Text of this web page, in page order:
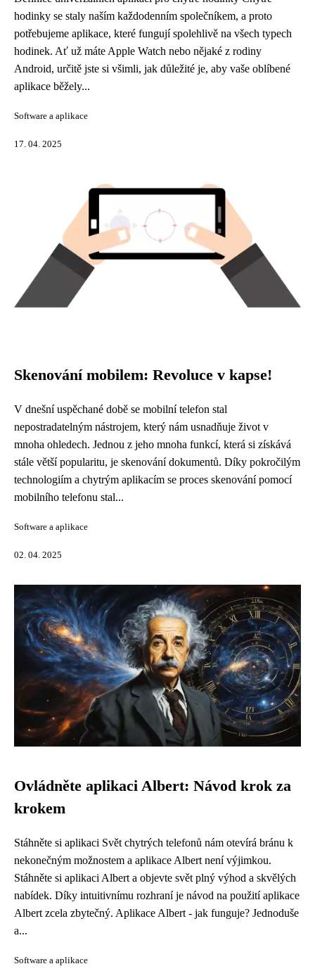
hodinky se staly naším každodenním společníkem, a proto
potřebujeme aplikace, které fungují spolehlivě na všech typech
hodinek. Ať už máte Apple Watch nebo nějaké z rodiny
Android, určitě jste si všimli, jak důležité je, aby vaše oblíbené
aplikace běžely...
Software a aplikace
17. 04. 2025
Skenování mobilem: Revoluce v kapse!
V dnešní uspěchané době se mobilní telefon stal
nepostradatelným nástrojem, který nám usnadňuje život v
mnoha ohledech. Jednou z jeho mnoha funkcí, která si získává
stále větší popularitu, je skenování dokumentů. Díky pokročilým
technologiím a chytrým aplikacím se proces skenování pomocí
mobilního telefonu stal...
Software a aplikace
02. 04. 2025
Ovládněte aplikaci Albert: Návod krok za
krokem
Stáhněte si aplikaci Svět chytrých telefonů nám otevírá bránu k
nekonečným možnostem a aplikace Albert není výjimkou.
Stáhněte si aplikaci Albert a objevte svět plný výhod a skvělých
nabídek. Díky intuitivnímu rozhraní je návod na použití aplikace
Albert zcela zbytečný. Aplikace Albert - jak funguje? Jednoduše
a...
Software a aplikace